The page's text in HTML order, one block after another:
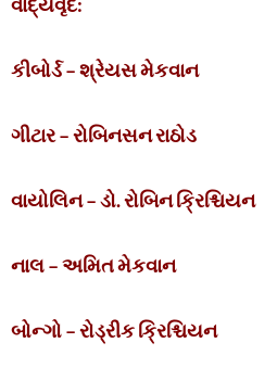
કીબોર્ડ – શ્રેયસ મેકવાન
ગીટાર – રોબિનસન રાઠોડ
વાયોલિન – ડો. રોબિન ક્રિશ્ચિયન
નાલ – અમિત મેકવાન
બોન્ગો – રોડ્રીક ક્રિશ્ચિયન